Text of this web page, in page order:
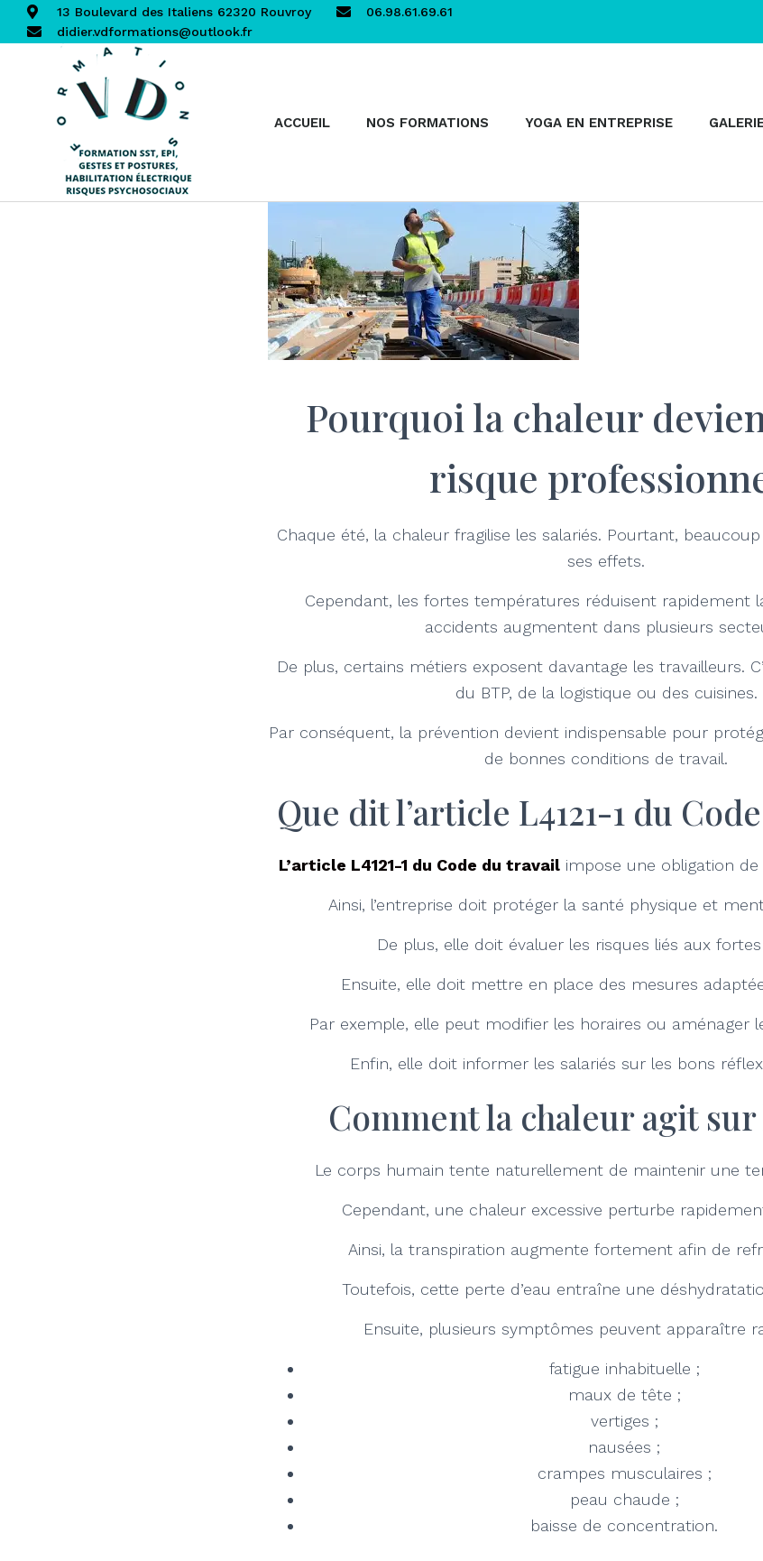
13 Boulevard des Italiens 62320 Rouvroy
06.98.61.69.61
didier.vdformations@outlook.fr
ACCUEIL NOS FORMATIONS YOGA EN ENTREPRISE
Pourquoi la chaleur
risque
Chaque été, la chaleur fragilise les salariés. Pourtant,
ses effets.
Cependant, les fortes températures réduisent rapidement
accidents augmentent dans plusieurs
De plus, certains métiers exposent davantage les travailleurs.
du BTP, de la logistique ou des cuisines.
Par conséquent, la prévention devient indispensable pour
de bonnes conditions de travail.
Que dit l’article L4121-1 du
L’article L4121-1 du Code du travailimpose une obligation de
Ainsi, l’entreprise doit protéger la santé physique et
De plus, elle doit évaluer les risques liés aux
Ensuite, elle doit mettre en place des mesures
Par exemple, elle peut modifier les horaires ou aménager
Enfin, elle doit informer les salariés sur les bons
Comment la chaleur agit
Le corps humain tente naturellement de maintenir une
Cependant, une chaleur excessive perturbe
Ainsi, la transpiration augmente fortement afin de
Toutefois, cette perte d’eau entraîne une
Ensuite, plusieurs symptômes peuvent apparaître
fatigue inhabituelle ;
maux de tête ;
vertiges ;
nausées ;
crampes musculaires ;
peau chaude ;
baisse de concentration.